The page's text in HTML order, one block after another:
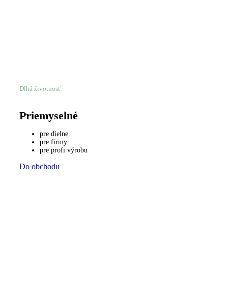
Dlhá životnosť
Priemyselné
pre dielne
pre firmy
pre profi výrobu
Do obchodu